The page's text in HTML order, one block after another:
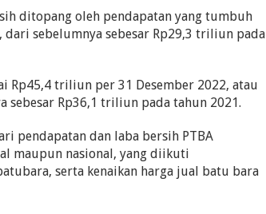
ditopang oleh pendapatan yang tumbuh
sebelumnya sebesar Rp29,3 triliun pada
Rp45,4 triliun per 31 Desember 2022, atau
sebesar Rp36,1 triliun pada tahun 2021.
pendapatan dan laba bersih PTBA
maupun nasional, yang diikuti
serta kenaikan harga jual batu bara